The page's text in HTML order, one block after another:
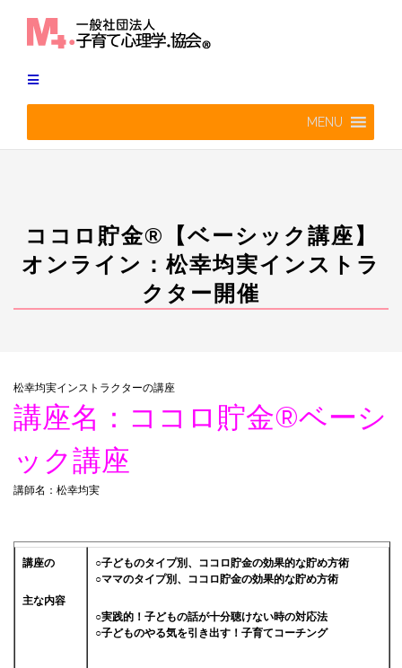
MENU
ココロ貯金®︎【ベーシック講座】
オンライン：松幸均実インストラ
クター開催
松幸均実インストラクターの講座
講座名：ココロ貯金®︎ベーシ
ック講座
講師名：松幸均実
講座の
主な内容
○子どものタイプ別、ココロ貯金の効果的な貯め方術
○ママのタイプ別、ココロ貯金の効果的な貯め方術
○実践的！子どもの話が十分聴けない時の対応法
○子どものやる気を引き出す！子育てコーチング